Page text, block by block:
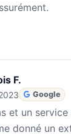
F.
Google
et un service
donné un